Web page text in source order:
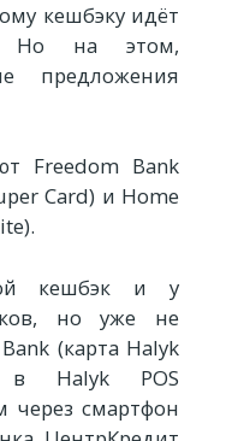
кешбэку идёт
Но на этом,
предложения
Freedom Bank
Card) и Home
кешбэк и у
но уже не
(карта Halyk
в Halyk POS
через смартфон